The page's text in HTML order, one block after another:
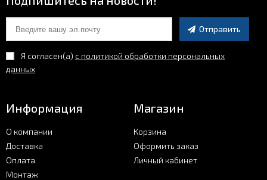
Отправить
Я согласен(a) с политикой обработки персональных
данных
Информация
О компании
Доставка
Оплата
Монтаж
Магазин
Корзина
Оформить заказ
Личный кабинет